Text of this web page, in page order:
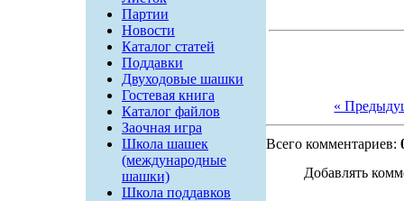
Партии
Новости
Каталог статей
Поддавки
Двуходовые шашки
Гостевая книга
Каталог файлов
Заочная игра
Школа шашек
(международные
шашки)
Школа поддавков
«
Всего комментариев:
Добавлять